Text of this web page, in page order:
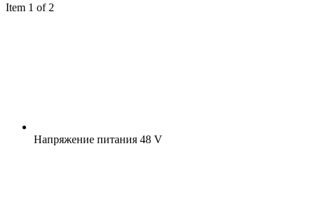
Item 1 of 2
Напряжение питания 48 V